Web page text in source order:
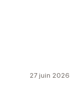
27 juin 2026